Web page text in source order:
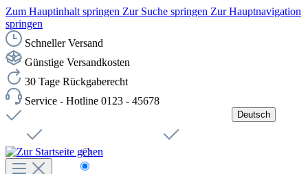
Zum Hauptinhalt springen Zur Suche springen Zur Hauptnavigation
springen
Schneller Versand
Günstige Versandkosten
30 Tage Rückgaberecht
Service - Hotline 0123 - 45678
Deutsch
Čeština